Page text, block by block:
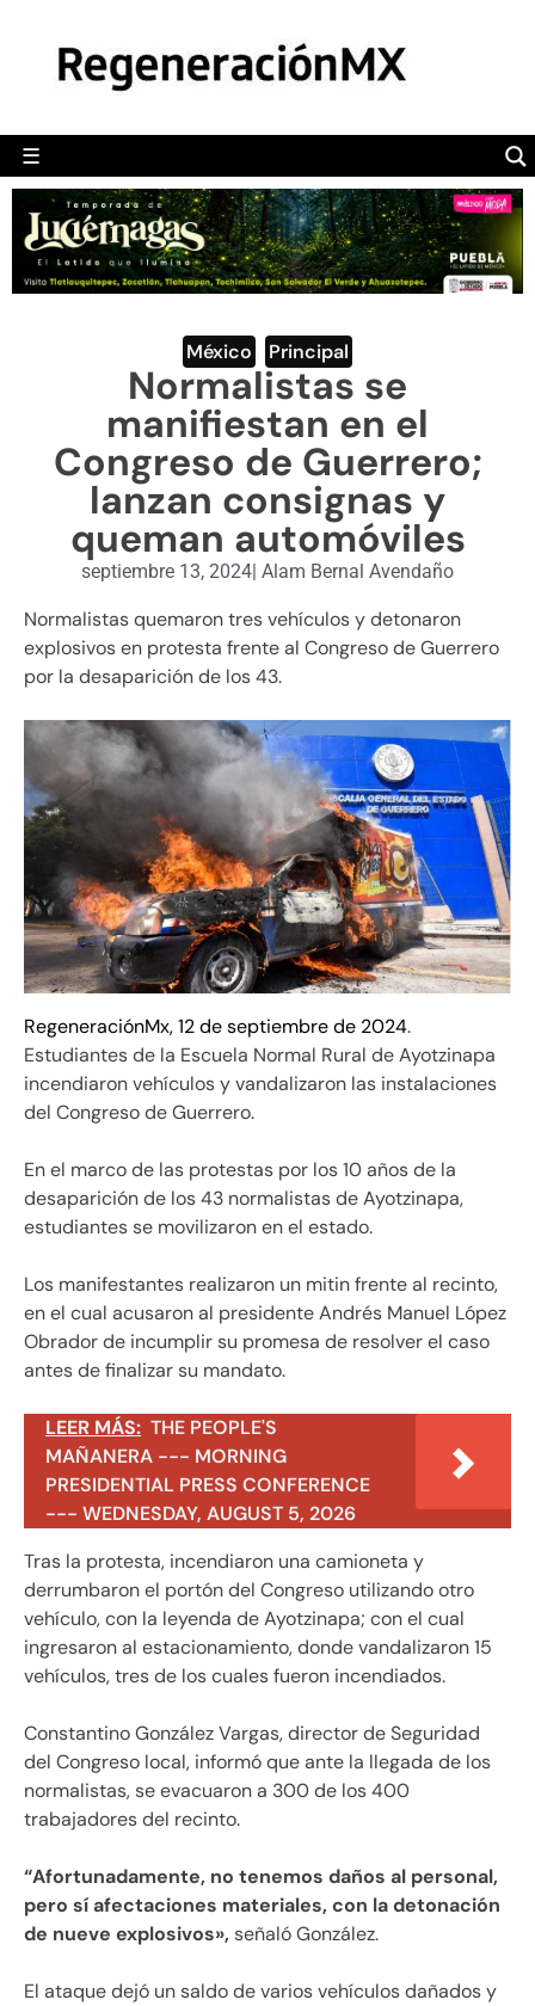
☰
POLÍTICA
CAMALEÓN
OPINIÓN
DEPORTES
ENGLISH SECTION
VIDEOS
México Principal
Normalistas se
manifiestan en el
Congreso de Guerrero;
lanzan consignas y
queman automóviles
septiembre 13, 2024| Alam Bernal Avendaño
Normalistas quemaron tres vehículos y detonaron
explosivos en protesta frente al Congreso de Guerrero
por la desaparición de los 43.
RegeneraciónMx, 12 de septiembre de 2024.
Estudiantes de la Escuela Normal Rural de Ayotzinapa
incendiaron vehículos y vandalizaron las instalaciones
del Congreso de Guerrero.
En el marco de las protestas por los 10 años de la
desaparición de los 43 normalistas de Ayotzinapa,
estudiantes se movilizaron en el estado.
Los manifestantes realizaron un mitin frente al recinto,
en el cual acusaron al presidente Andrés Manuel López
Obrador de incumplir su promesa de resolver el caso
antes de finalizar su mandato.
LEER MÁS: THE PEOPLE'S
MAÑANERA --- MORNING
PRESIDENTIAL PRESS CONFERENCE
--- WEDNESDAY, AUGUST 5, 2026
Tras la protesta, incendiaron una camioneta y
derrumbaron el portón del Congreso utilizando otro
vehículo, con la leyenda de Ayotzinapa; con el cual
ingresaron al estacionamiento, donde vandalizaron 15
vehículos, tres de los cuales fueron incendiados.
Constantino González Vargas, director de Seguridad
del Congreso local, informó que ante la llegada de los
normalistas, se evacuaron a 300 de los 400
trabajadores del recinto.
“Afortunadamente, no tenemos daños al personal,
pero sí afectaciones materiales, con la detonación
de nueve explosivos», señaló González.
El ataque dejó un saldo de varios vehículos dañados y